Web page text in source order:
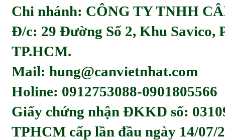
Chi nhánh: CÔNG TY TNHH
Đ/c: 29 Đường Số 2, Khu Savico,
TP.HCM.
Mail: hung@canvietnhat.com
Holine: 0912753088-0901805566
Giấy chứng nhận ĐKKD số:
TPHCM cấp lần đầu ngày 14/07/